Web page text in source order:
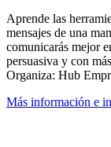
Aprende las
mensajes de una
comunicarás mejor
persuasiva y con
Organiza: Hub
Más información e